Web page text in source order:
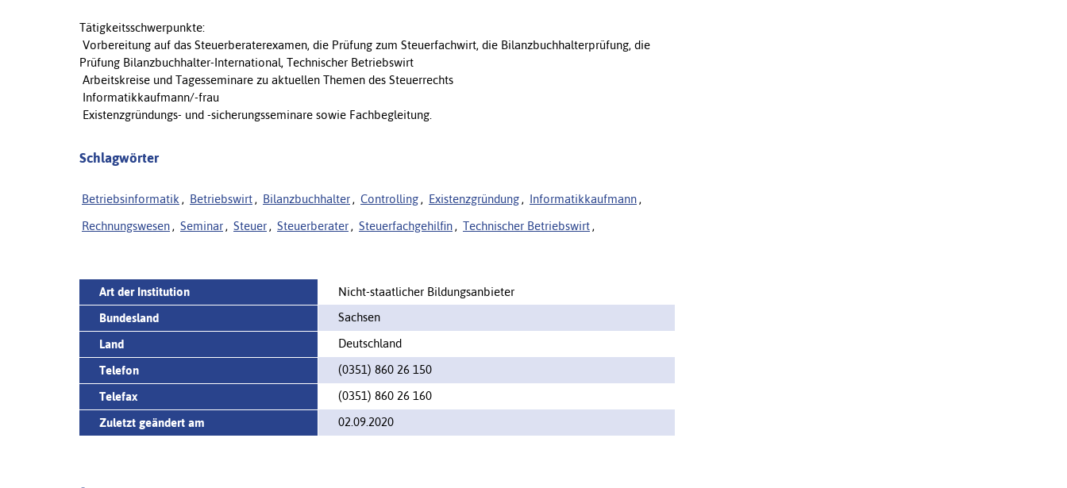
Tätigkeitsschwerpunkte:
 Vorbereitung auf das Steuerberaterexamen, die Prüfung zum Steuerfachwirt, die Bilanzbuchhalterprüfung, die
Prüfung Bilanzbuchhalter-International, Technischer Betriebswirt
 Arbeitskreise und Tagesseminare zu aktuellen Themen des Steuerrechts
 Informatikkaufmann/-frau
 Existenzgründungs- und -sicherungsseminare sowie Fachbegleitung.
Schlagwörter
Betriebsinformatik , Betriebswirt , Bilanzbuchhalter , Controlling , Existenzgründung , Informatikkaufmann ,
Rechnungswesen , Seminar , Steuer , Steuerberater , Steuerfachgehilfin , Technischer Betriebswirt ,
Art der Institution
Nicht-staatlicher Bildungsanbieter
Bundesland
Sachsen
Land
Deutschland
Telefon
(0351) 860 26 150
Telefax
(0351) 860 26 160
Zuletzt geändert am
02.09.2020